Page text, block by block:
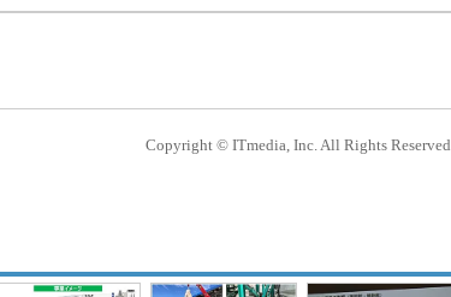
Copyright © ITmedia, Inc. All Rights Reserved.